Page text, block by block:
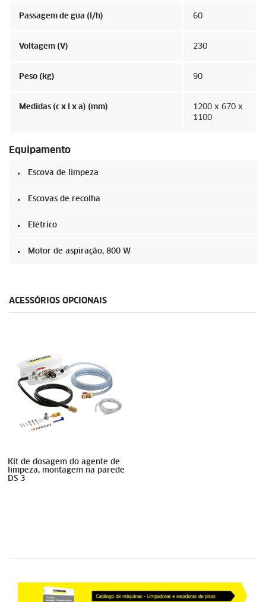
Passagem de gua (l/h) 60
Voltagem (V) 230
Peso (kg) 90
Medidas (c x l x a) (mm)
1200 x 670 x
1100
Equipamento
Escova de limpeza
Escovas de recolha
Elétrico
Motor de aspiração, 800 W
ACESSÓRIOS OPCIONAIS
Kit de dosagem do agente de
limpeza, montagem na parede
DS 3